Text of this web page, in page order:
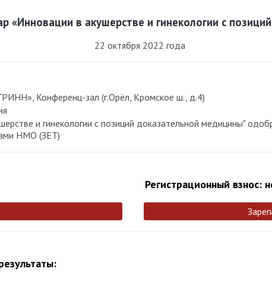
«Инновации в акушерстве и гинекологии с
22 октября 2022 года
Конференц-зал (г.Орёл, Кромское ш., д.4)
и гинекологии с позиций доказательной медицины"
НМО (ЗЕТ)
Регистрационный взнос: